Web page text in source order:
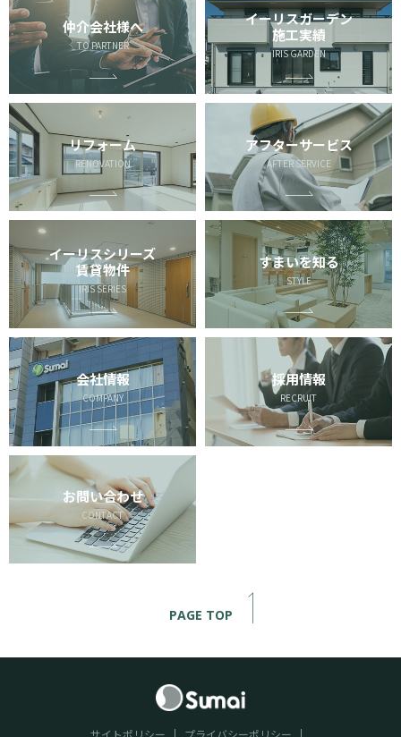
仲介会社様へ
TO PARTNER
イーリスガーデン
施工実績
IRIS GARDEN
リフォーム
RENOVATION
アフターサービス
AFTER SERVICE
イーリスシリーズ
賃貸物件
IRIS SERIES
すまいを知る
STYLE
会社情報
COMPANY
採用情報
RECRUIT
お問い合わせ
CONTACT
PAGE TOP